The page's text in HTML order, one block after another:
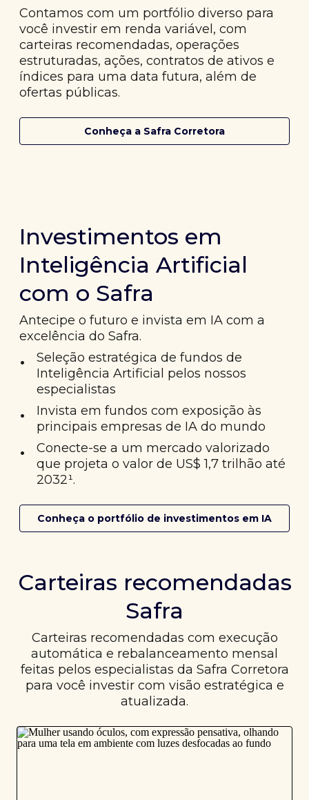
Contamos com um portfólio diverso para
você investir em renda variável, com
carteiras recomendadas, operações
estruturadas, ações, contratos de ativos e
índices para uma data futura, além de
ofertas públicas.
Conheça a Safra Corretora
Investimentos em
Inteligência Artificial
com o Safra
Antecipe o futuro e invista em IA com a
excelência do Safra.
•
Seleção estratégica de fundos de
Inteligência Artificial pelos nossos
especialistas
•
Invista em fundos com exposição às
principais empresas de IA do mundo
•
Conecte-se a um mercado valorizado
que projeta o valor de US$ 1,7 trilhão até
2032¹.
Conheça o portfólio de investimentos em IA
Carteiras recomendadas
Safra
Carteiras recomendadas com execução
automática e rebalanceamento mensal
feitas pelos especialistas da Safra Corretora
para você investir com visão estratégica e
atualizada.